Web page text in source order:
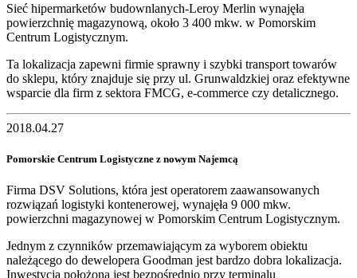
Sieć hipermarketów budownlanych-Leroy Merlin wynajęła
powierzchnię magazynową, około 3 400 mkw. w Pomorskim
Centrum Logistycznym.
Ta lokalizacja zapewni firmie sprawny i szybki transport towarów
do sklepu, który znajduje się przy ul. Grunwaldzkiej oraz efektywne
wsparcie dla firm z sektora FMCG, e-commerce czy detalicznego.
2018.04.27
Pomorskie Centrum Logistyczne z nowym Najemcą
Firma DSV Solutions, która jest operatorem zaawansowanych
rozwiązań logistyki kontenerowej, wynajęła 9 000 mkw.
powierzchni magazynowej w Pomorskim Centrum Logistycznym.
Jednym z czynników przemawiającym za wyborem obiektu
należącego do dewelopera Goodman jest bardzo dobra lokalizacja.
Inwestycja położona jest bezpośrednio przy terminalu